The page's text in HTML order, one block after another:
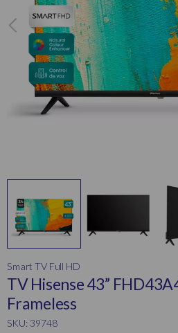
Smart TV Full HD
TV Hisense 43”
Frameless
SKU: 39748